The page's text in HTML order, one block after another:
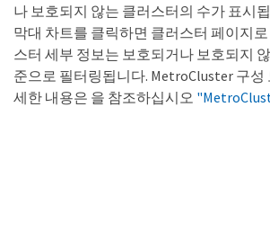
나 보호되지 않는 클러스터의 수가 표시
막대 차트를 클릭하면 클러스터 페이지
스터 세부 정보는 보호되거나 보호되지
준으로 필터링됩니다. MetroCluster 구성
세한 내용은 을 참조하십시오